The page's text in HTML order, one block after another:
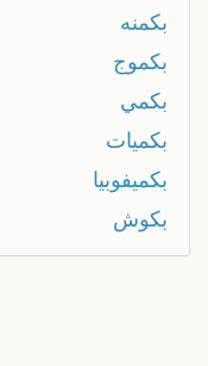
بكمنه
بكموج
بكمي
بكميات
بكميفوبيا
بكوش